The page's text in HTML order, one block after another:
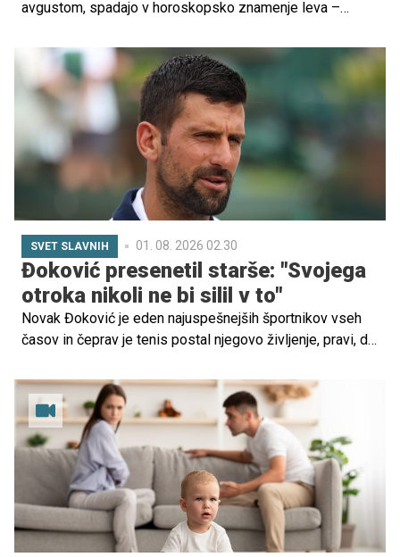
avgustom, spadajo v horoskopsko znamenje leva –
izžarevajo toplino, samozavest in močno osebnost, ki jo
je težko spregledati.
SVET SLAVNIH 01. 08. 2026 02.30
Đoković presenetil starše: "Svojega
otroka nikoli ne bi silil v to"
Novak Đoković je eden najuspešnejših športnikov vseh
časov in čeprav je tenis postal njegovo življenje, pravi, da
Njegove besede o vzgoji so mnoge starše spodbudile k
razmisleku o tem, koliko prostora otrokom zares
pustimo, da najdejo svojo pot.